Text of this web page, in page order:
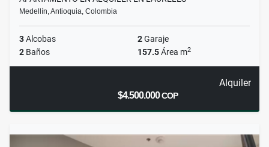
Medellín, Antioquia, Colombia
3Alcobas 2Garaje
2 Baños 157.5Área m2
Alquiler
$4.500.000COP